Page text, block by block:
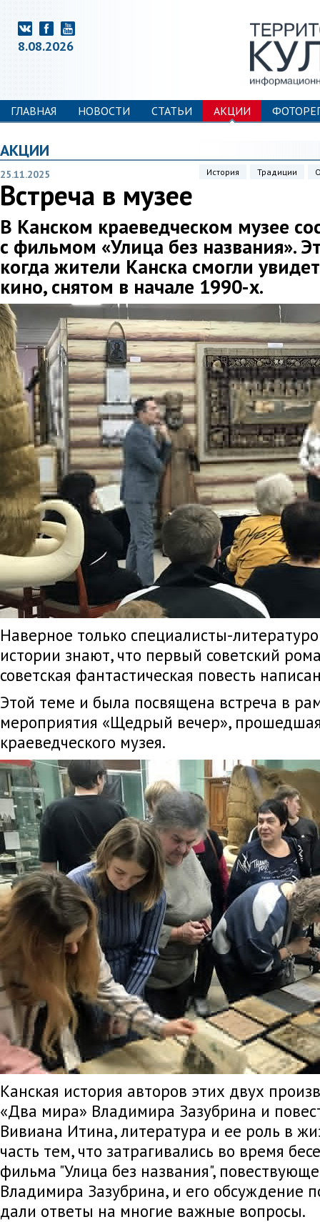
8.08.2026
ГЛАВНАЯ НОВОСТИ СТАТЬИ АКЦИИ
АКЦИИ
25.11.2025 История Традиции
Встреча в музее
В Канском краеведческом музее
с фильмом «Улица без названия».
когда жители Канска смогли
кино, снятом в начале 1990-х.
Наверное только специалисты-
истории знают, что первый советский
советская фантастическая повесть
Этой теме и была посвящена встреча в
мероприятия «Щедрый вечер»,
краеведческого музея.
Канская история авторов этих двух
«Два мира» Владимира Зазубрина и
Вивиана Итина, литература и ее роль в
часть тем, что затрагивались во время
фильма "Улица без названия",
Владимира Зазубрина, и его обсуждение
дали ответы на многие важные вопросы.